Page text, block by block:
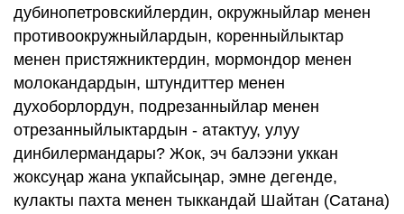
дубинопетровскийлердин, окружныйлар менен
противоокружныйлардын, коренныйлыктар
менен пристяжниктердин, мормондор менен
молокандардын, штундиттер менен
духоборлордун, подрезанныйлар менен
отрезанныйлыктардын - атактуу, улуу
динбилермандары? Жок, эч балээни уккан
жоксуңар жана укпайсыңар, эмне дегенде,
кулакты пахта менен тыккандай Шайтан (Сатана)